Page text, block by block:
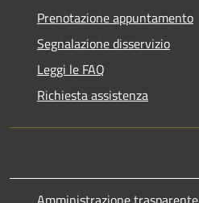
Prenotazione appuntamento
Segnalazione disservizio
Leggi le FAQ
Richiesta assistenza